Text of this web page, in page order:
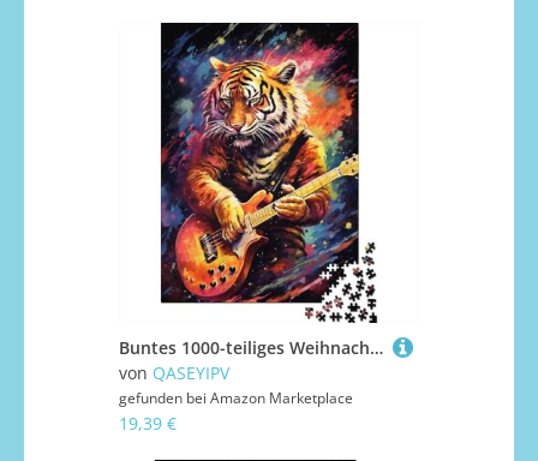
Buntes 1000-teiliges Weihnachtspuzzle mit Tiger und Gitarre für Erwachsene - Papierpuzzle - Entspannende Puzzlespiele - 1000-teiliges Puzzlespiel (38 x 26 cm)
von QASEYIPV
gefunden bei Amazon Marketplace
19,39 €